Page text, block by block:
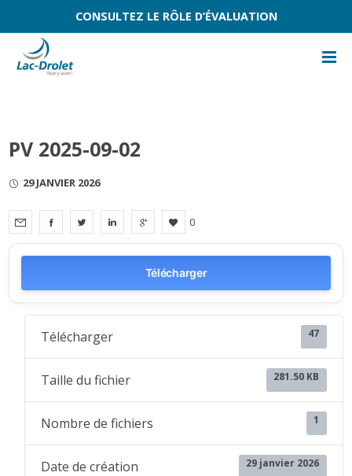
CONSULTEZ LE RÔLE D’ÉVALUATION
PV 2025-09-02
29 JANVIER 2026
0
Télécharger
Télécharger 47
Taille du fichier 281.50 KB
Nombre de fichiers 1
Date de création 29 janvier 2026